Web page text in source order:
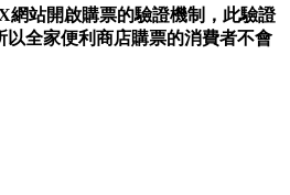
站開啟購票的驗證機制，此驗證
全家便利商店購票的消費者不會